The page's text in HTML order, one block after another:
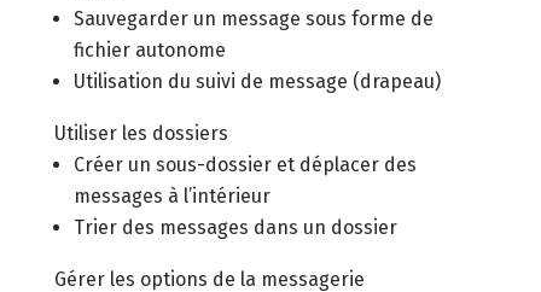
Sauvegarder un message sous forme de
fichier autonome
Utilisation du suivi de message (drapeau)
Utiliser les dossiers
Créer un sous-dossier et déplacer des
messages à l’intérieur
Trier des messages dans un dossier
Gérer les options de la messagerie